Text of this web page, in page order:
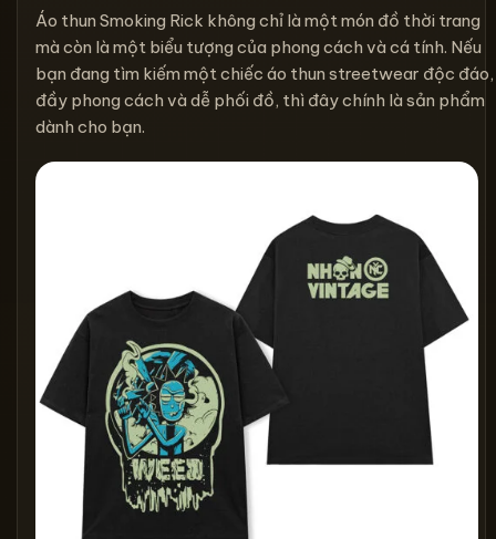
Áo thun Smoking Rick không chỉ là một món đồ thời trang
mà còn là một biểu tượng của phong cách và cá tính. Nếu
bạn đang tìm kiếm một chiếc áo thun streetwear độc đáo,
đầy phong cách và dễ phối đồ, thì đây chính là sản phẩm
dành cho bạn.